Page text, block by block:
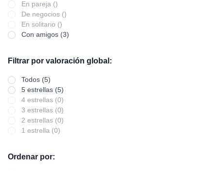
En pareja ()
De negocios ()
En solitario ()
Con amigos (3)
Filtrar por valoración global:
Todos (5)
5 estrellas (5)
4 estrellas (0)
3 estrellas (0)
2 estrellas (0)
1 estrella (0)
Ordenar por: